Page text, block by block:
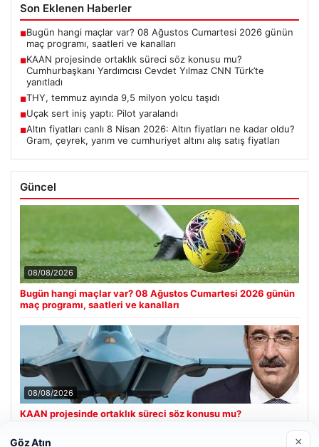
Son Eklenen Haberler
■Bugün hangi maçlar var? 08 Ağustos Cumartesi 2026 günün
maç programı, saatleri ve kanalları
■KAAN projesinde ortaklık süreci söz konusu mu?
Cumhurbaşkanı Yardımcısı Cevdet Yılmaz CNN Türk’te
yanıtladı
■THY, temmuz ayında 9,5 milyon yolcu taşıdı
■Uçak sert iniş yaptı: Pilot yaralandı
■Altın fiyatları canlı 8 Nisan 2026: Altın fiyatları ne kadar oldu?
Gram, çeyrek, yarım ve cumhuriyet altını alış satış fiyatları
Güncel
08/08/2026
Bugün hangi maçlar var? 08 Ağustos Cumartesi 2026 günün
maç programı, saatleri ve kanalları
08/08/2026
KAAN projesinde ortaklık süreci söz konusu mu?
yanıtladı
Göz Atın ×